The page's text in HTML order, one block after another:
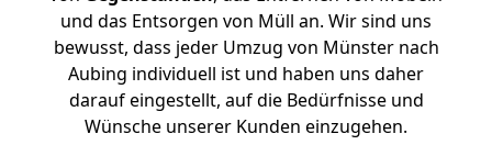
und das Entsorgen von Müll an. Wir sind uns
bewusst, dass jeder Umzug von Münster nach
Aubing individuell ist und haben uns daher
darauf eingestellt, auf die Bedürfnisse und
Wünsche unserer Kunden einzugehen.